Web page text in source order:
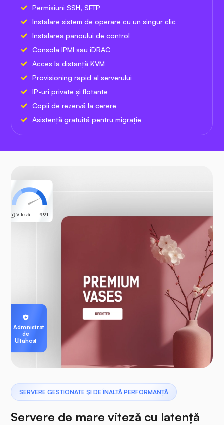
Permisiuni SSH, SFTP
Instalare sistem de operare cu un singur clic
Instalarea panoului de control
Consola IPMI sau iDRAC
Acces la distanță KVM
Provisioning rapid al serverului
IP-uri private și flotante
Copii de rezervă la cerere
Asistență gratuită pentru migrație
SERVERE GESTIONATE ȘI DE ÎNALTĂ PERFORMANȚĂ
Servere de mare viteză cu latență
Viteză 99.1
Administrat
de
Ultahost